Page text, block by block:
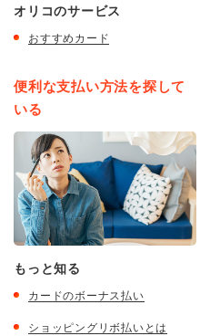
オリコのサービス
おすすめカード
便利な支払い方法を探して
いる
もっと知る
カードのボーナス払い
ショッピングリボ払いとは